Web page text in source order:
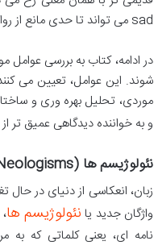
sad می تواند تا حدی مانع از رواج کامل آن شود.
در ادامه، کتاب به بررسی عوامل
شوند. این عوامل، تعیین می
موردی، تحلیل بهره وری و
و به خواننده دیدگاهی عمیق تر
نئولوژیسم ها (Neologisms): واژگان تازه نفس زبان
زبان، انعکاسی از دنیای در
واژگان جدید یا نئولوژیسم ها
نامه ای، یعنی کلماتی که